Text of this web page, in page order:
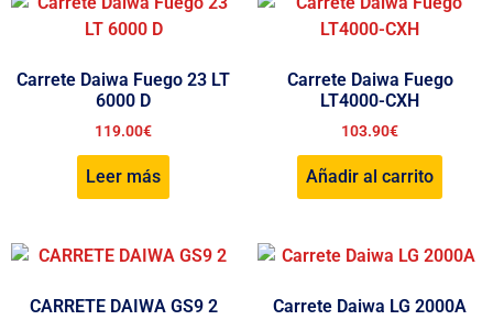
Carrete Daiwa Fuego 23 LT
6000 D
119.00€
Leer más
Carrete Daiwa Fuego
LT4000-CXH
103.90€
Añadir al carrito
CARRETE DAIWA GS9 2 Carrete Daiwa LG 2000A